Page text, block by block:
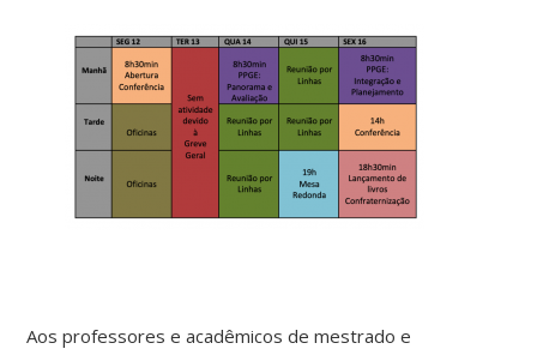
Aos professores e acadêmicos de mestrado e